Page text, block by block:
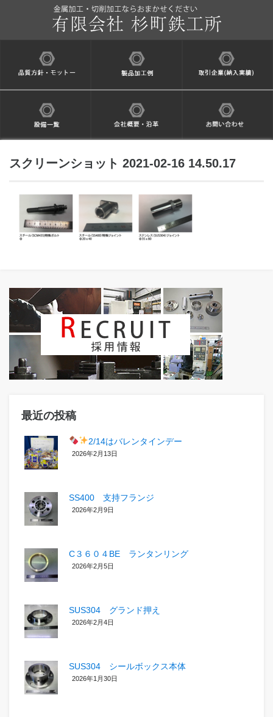
スクリーンショット 2021-02-16 14.50.17
最近の投稿
2/14はバレンタインデー
2026年2月13日
SS400 支持フランジ
2026年2月9日
C３６０４BE ランタンリング
2026年2月5日
SUS304 グランド押え
2026年2月4日
SUS304 シールボックス本体
2026年1月30日